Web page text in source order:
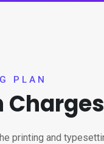
PLAN
printing and